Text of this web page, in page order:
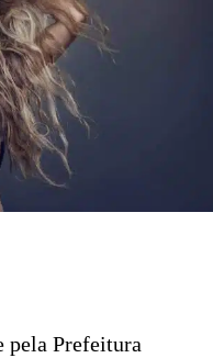
pela Prefeitura